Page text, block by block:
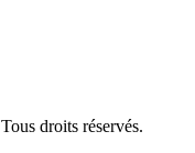
Tous droits réservés.